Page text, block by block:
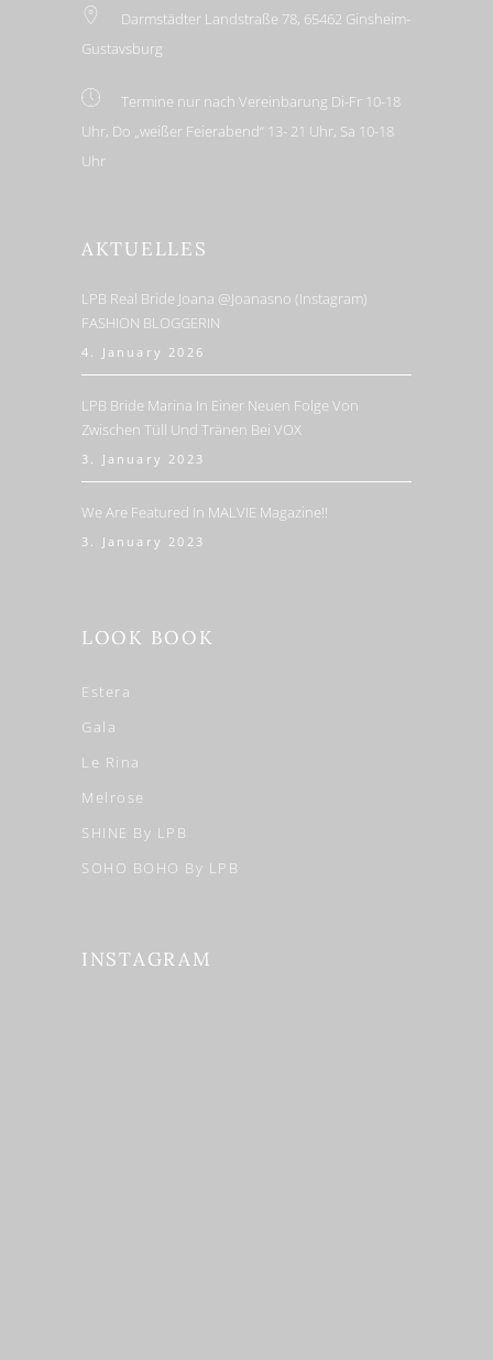
Darmstädter Landstraße 78, 65462 Ginsheim-
Gustavsburg
Termine nur nach Vereinbarung Di-Fr 10-18
Uhr, Do „weißer Feierabend“ 13- 21 Uhr, Sa 10-18
Uhr
AKTUELLES
LPB Real Bride Joana @joanasno (Instagram)
FASHION BLOGGERIN
4. January 2026
LPB Bride Marina In Einer Neuen Folge Von
Zwischen Tüll Und Tränen Bei VOX
3. January 2023
We Are Featured In MALVIE Magazine!!
3. January 2023
LOOK BOOK
Estera
Gala
Le Rina
Melrose
SHINE By LPB
SOHO BOHO By LPB
INSTAGRAM